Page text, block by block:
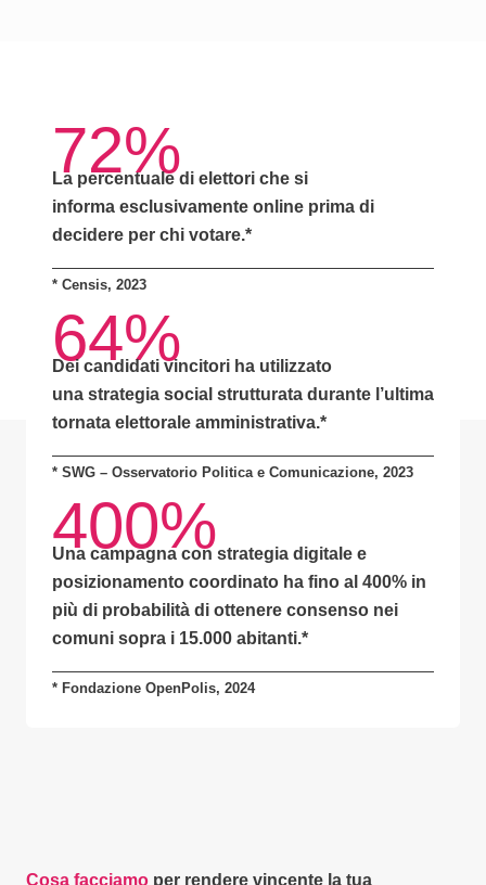
72%
La percentuale di elettori che si
informa esclusivamente online prima di
decidere per chi votare.*
* Censis, 2023
64%
Dei candidati vincitori ha utilizzato
una strategia social strutturata durante l’ultima
tornata elettorale amministrativa.*
* SWG – Osservatorio Politica e Comunicazione, 2023
400%
Una campagna con strategia digitale e
posizionamento coordinato ha fino al 400% in
più di probabilità di ottenere consenso nei
comuni sopra i 15.000 abitanti.*
* Fondazione OpenPolis, 2024
Cosa facciamo per rendere vincente la tua